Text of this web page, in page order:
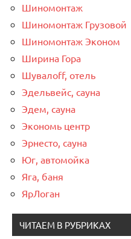
Шиномонтаж
Шиномонтаж Грузовой
Шиномонтаж Эконом
Ширина Гора
Шувалоff, отель
Эдельвейс, сауна
Эдем, сауна
Экономь центр
Эрнесто, сауна
Юг, автомойка
Яга, баня
ЯрЛоган
ЧИТАЕМ В РУБРИКАХ